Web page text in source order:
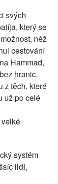
svých
který se
něž
cestování
Hammad,
hranic.
z těch, které
už po celé
systém
lidí,